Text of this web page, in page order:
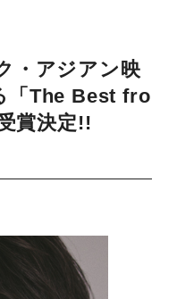
・アジアン映
「The Best fro
賞決定!!